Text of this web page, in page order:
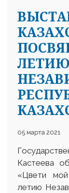
ЛЕТИЮ
05 марта 2021
Кастеева
«Цвети
летию